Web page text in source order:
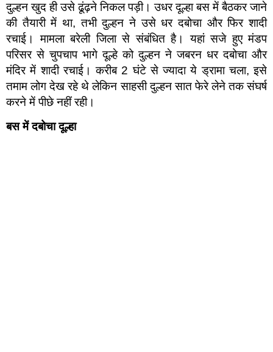
दुल्हन खुद ही उसे ढूंढ़ने निकल पड़ी। उधर दूल्हा बस में बैठकर जाने
की तैयारी में था, तभी दुल्हन ने उसे धर दबोचा और फिर शादी
रचाई। मामला बरेली जिला से संबंधित है। यहां सजे हुए मंडप
परिसर से चुपचाप भागे दूल्हे को दुल्हन ने जबरन धर दबोचा और
मंदिर में शादी रचाई। करीब 2 घंटे से ज्यादा ये ड्रामा चला, इसे
तमाम लोग देख रहे थे लेकिन साहसी दुल्हन सात फेरे लेने तक संघर्ष
करने में पीछे नहीं रही।
बस में दबोचा दूल्हा